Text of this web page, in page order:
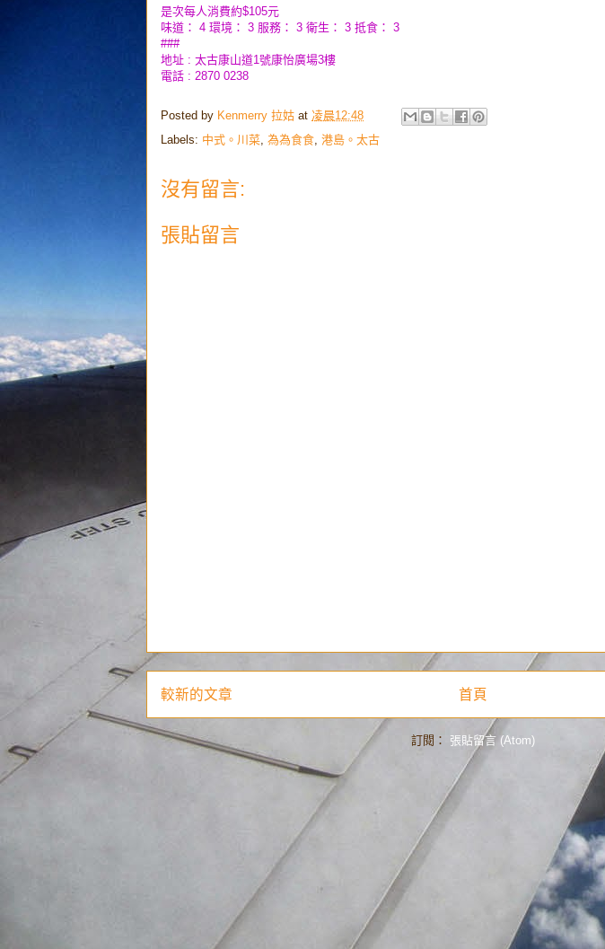
是次每人消費約$105元
味道： 4 環境： 3 服務： 3 衛生： 3 抵食： 3
###
地址 : 太古康山道1號康怡廣場3樓
電話 : 2870 0238
Posted by Kenmerry 拉姑 at 凌晨12:48
Labels: 中式。川菜 為為食食 港島。太古
沒有留言:
張貼留言
較新的文章 首頁
訂閱： 張貼留言 (Atom)